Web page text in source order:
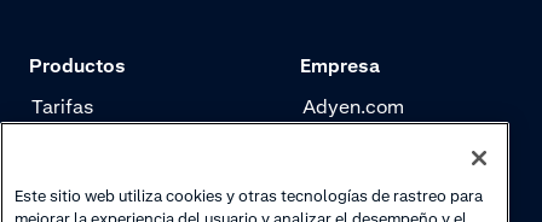
Productos
Tarifas
Gestión de riesgo
Empresa
Adyen.com
Newsletter
Este sitio web utiliza cookies y otras tecnologías de rastreo para